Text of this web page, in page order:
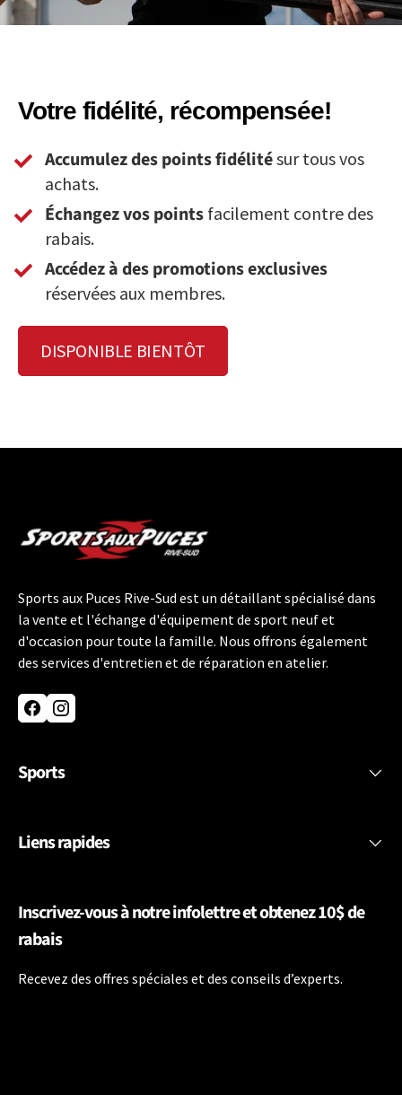
Votre fidélité, récompensée!
Accumulez des points fidélitésur tous vos
achats.
Échangez vos points facilement contre des
rabais.
Accédez à des promotions exclusives
réservées aux membres.
DISPONIBLE BIENTÔT
Sports aux Puces Rive-Sud est un détaillant spécialisé dans
la vente et l'échange d'équipement de sport neuf et
d'occasion pour toute la famille. Nous offrons également
des services d'entretien et de réparation en atelier.
FacebookInstagram
Sports
Liens rapides
Inscrivez-vous à notre infolettre et obtenez 10$ de
rabais
Recevez des offres spéciales et des conseils d’experts.